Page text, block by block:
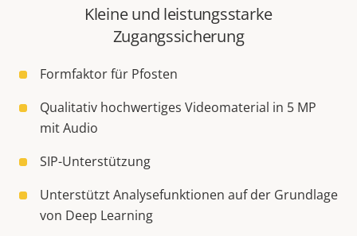
Kleine und leistungsstarke
Zugangssicherung
Formfaktor für Pfosten
Qualitativ hochwertiges Videomaterial in 5 MP
mit Audio
SIP-Unterstützung
Unterstützt Analysefunktionen auf der Grundlage
von Deep Learning